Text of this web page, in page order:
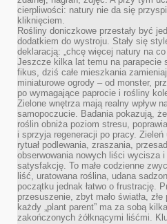
cierpliwości: natury nie da się
kliknięciem.
Rośliny doniczkowe przestały być
dodatkiem do wystroju. Stały się
deklaracją: „chcę więcej natury na co
Jeszcze kilka lat temu na parapecie
fikus, dziś całe mieszkania
miniaturowe ogrody – od monster,
po wymagające paprocie i rośliny
Zielone wnętrza mają realny wpływ
samopoczucie. Badania pokazują,
roślin obniża poziom stresu,
i sprzyja regeneracji po pracy. Zieleń
rytuał podlewania, zraszania,
obserwowania nowych liści wycisza i
satysfakcję. To małe codzienne
liść, uratowana roślina, udana
początku jednak łatwo o frustrację.
przesuszenie, zbyt mało światła, złe
każdy „plant parent” ma za sobą
zakończonych żółknącymi liśćmi.